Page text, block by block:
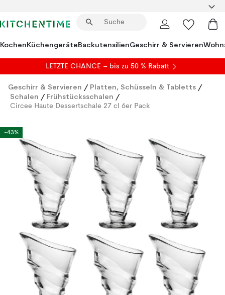
KochenKüchengeräteBackutensilienGeschirr & Servieren
LETZTE CHANCE – bis zu 50 % Rabatt
Geschirr & Servieren / Platten, Schüsseln & Tabletts /
Schalen / Frühstücksschalen /
Circee Haute Dessertschale 27 cl 6er Pack
-43%